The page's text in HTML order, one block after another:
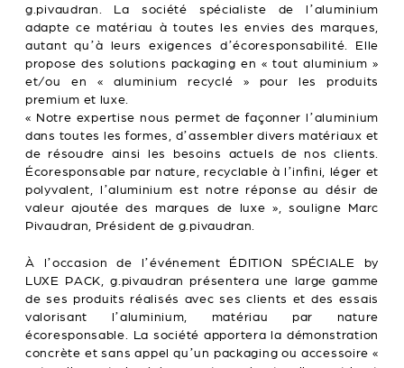
g.pivaudran. La société spécialiste de l’aluminium
adapte ce matériau à toutes les envies des marques,
autant qu’à leurs exigences d’écoresponsabilité. Elle
propose des solutions packaging en « tout aluminium »
et/ou en « aluminium recyclé » pour les produits
premium et luxe.
« Notre expertise nous permet de façonner l’aluminium
dans toutes les formes, d’assembler divers matériaux et
de résoudre ainsi les besoins actuels de nos clients.
Écoresponsable par nature, recyclable à l’infini, léger et
polyvalent, l’aluminium est notre réponse au désir de
valeur ajoutée des marques de luxe », souligne Marc
Pivaudran, Président de g.pivaudran.
À l’occasion de l’événement ÉDITION SPÉCIALE by
LUXE PACK, g.pivaudran présentera une large gamme
de ses produits réalisés avec ses clients et des essais
valorisant l’aluminium, matériau par nature
écoresponsable. La société apportera la démonstration
concrète et sans appel qu’un packaging ou accessoire «